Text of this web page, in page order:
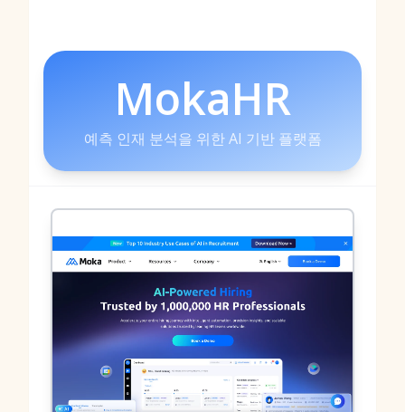
MokaHR
예측 인재 분석을 위한 AI 기반 플랫폼